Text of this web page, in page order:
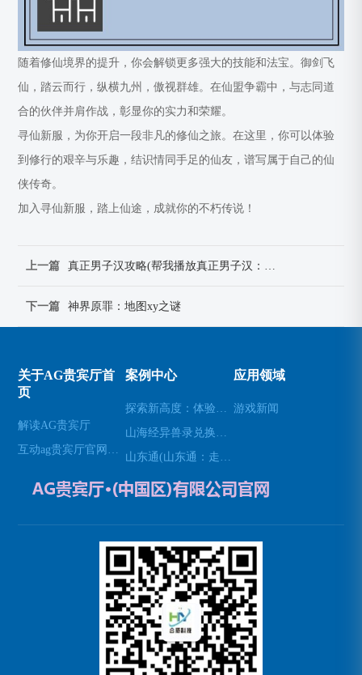
随着修仙境界的提升，你会解锁更多强大的技能和法宝。御剑飞
仙，踏云而行，纵横九州，傲视群雄。在仙盟争霸中，与志同道
合的伙伴并肩作战，彰显你的实力和荣耀。
寻仙新服，为你开启一段非凡的修仙之旅。在这里，你可以体验
到修行的艰辛与乐趣，结识情同手足的仙友，谱写属于自己的仙
侠传奇。
加入寻仙新服，踏上仙途，成就你的不朽传说！
上一篇
下一篇 神界原罪：地图xy之谜
关于AG贵宾厅首
页
解读AG贵宾厅
案例中心 应用领域
游戏新闻